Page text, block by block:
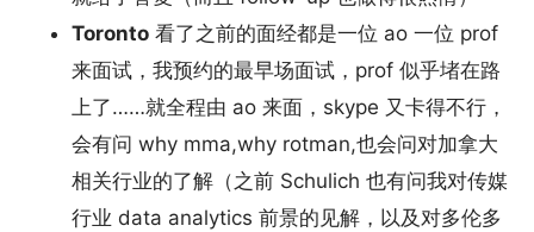
Toronto 看了之前的面经都是一位 ao 一位 prof
来面试，我预约的最早场面试，prof 似乎堵在路
上了……就全程由 ao 来面，skype 又卡得不行，
会有问 why mma,why rotman,也会问对加拿大
相关行业的了解（之前 Schulich 也有问我对传媒
行业 data analytics 前景的见解，以及对多伦多